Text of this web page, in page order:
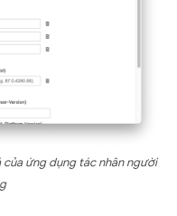
của ứng dụng tác nhân người